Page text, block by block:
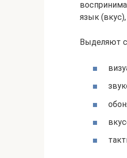
язык
Выделяют